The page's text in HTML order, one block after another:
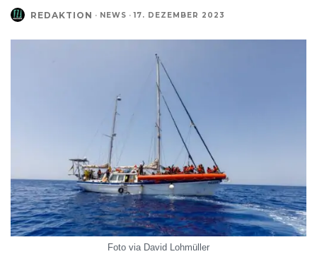
REDAKTION · NEWS · 17. DEZEMBER 2023
Foto via David Lohmüller